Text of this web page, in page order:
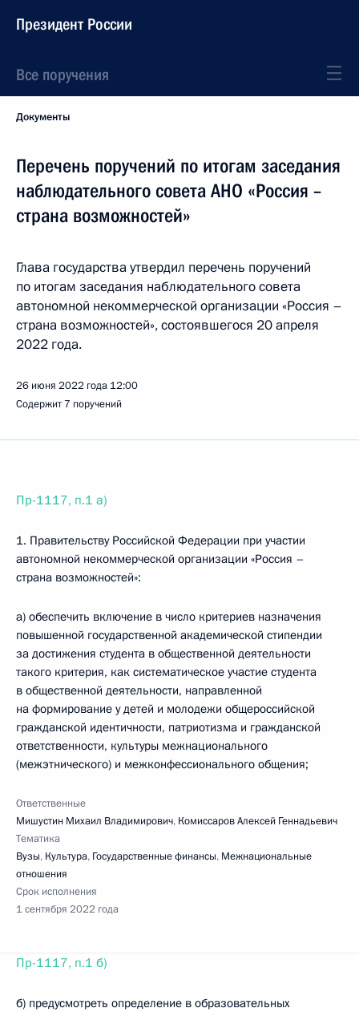
Президент России
Все поручения
Документы
Перечень поручений по итогам заседания
наблюдательного совета АНО «Россия –
страна возможностей»
Глава государства утвердил перечень поручений
по итогам заседания наблюдательного совета
автономной некоммерческой организации «Россия –
страна возможностей», состоявшегося 20 апреля
2022 года.
26 июня 2022 года 12:00
Содержит 7 поручений
Пр-1117, п.1 а)
1. Правительству Российской Федерации при участии
автономной некоммерческой организации «Россия –
страна возможностей»:
а) обеспечить включение в число критериев назначения
повышенной государственной академической стипендии
за достижения студента в общественной деятельности
такого критерия, как систематическое участие студента
в общественной деятельности, направленной
на формирование у детей и молодежи общероссийской
гражданской идентичности, патриотизма и гражданской
ответственности, культуры межнационального
(межэтнического) и межконфессионального общения;
Ответственные
Мишустин Михаил Владимирович, Комиссаров Алексей Геннадьевич
Тематика
Вузы, Культура, Государственные финансы, Межнациональные
отношения
Срок исполнения
1 сентября 2022 года
Пр-1117, п.1 б)
б) предусмотреть определение в образовательных